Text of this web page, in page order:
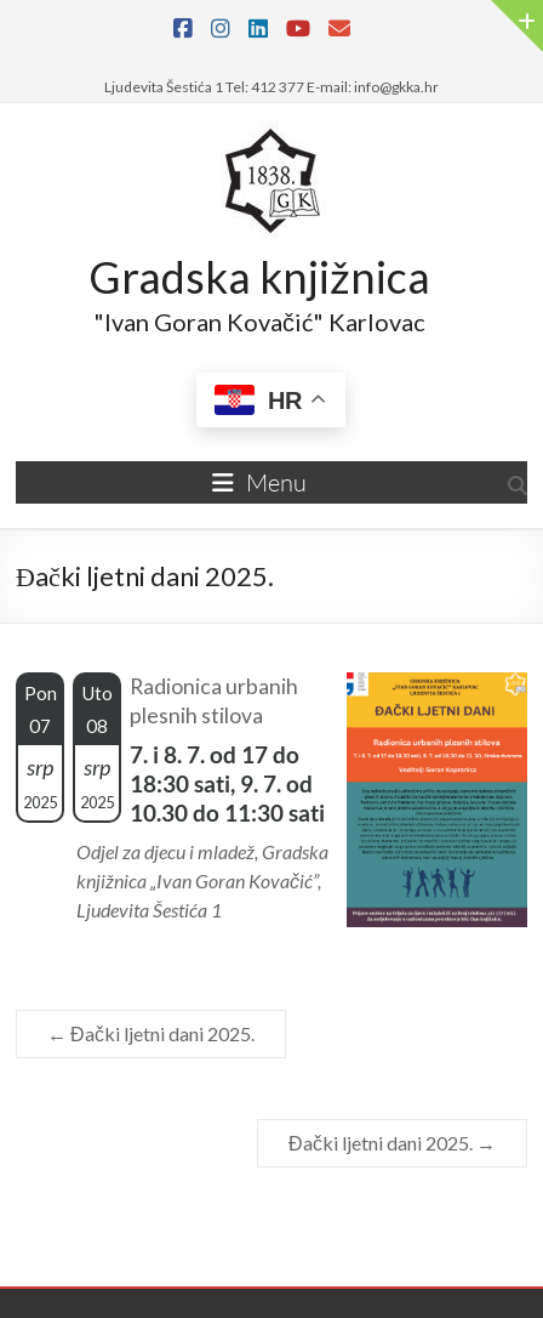
Ljudevita Šestića 1 Tel: 412 377 E-mail: info@gkka.hr
Gradska knjižnica
"Ivan Goran Kovačić" Karlovac
HR
Menu
Đački ljetni dani 2025.
Pon
07
srp
2025
Uto
08
srp
2025
Radionica urbanih
plesnih stilova
7. i 8. 7. od 17 do
18:30 sati, 9. 7. od
10.30 do 11:30 sati
Odjel za djecu i mladež, Gradska
knjižnica „Ivan Goran Kovačić”,
Ljudevita Šestića 1
← Đački ljetni dani 2025.
Đački ljetni dani 2025. →